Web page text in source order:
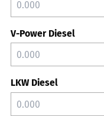
V-Power Diesel
LKW Diesel